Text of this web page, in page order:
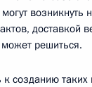
могут
доставкой
решиться.
к созданию